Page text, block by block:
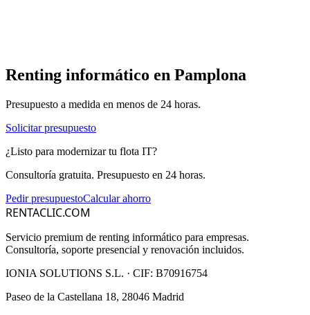
Renting informático en Pamplona
Presupuesto a medida en menos de 24 horas.
Solicitar presupuesto
¿Listo para modernizar tu flota IT?
Consultoría gratuita. Presupuesto en 24 horas.
Pedir presupuestoCalcular ahorro
RENTACLIC.COM
Servicio premium de renting informático para empresas.
Consultoría, soporte presencial y renovación incluidos.
IONIA SOLUTIONS S.L. · CIF: B70916754
Paseo de la Castellana 18, 28046 Madrid